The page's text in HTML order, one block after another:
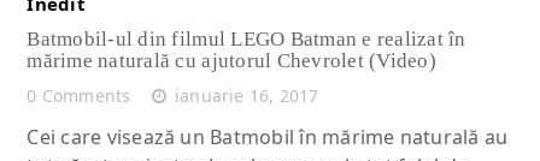
Batmobil-ul din filmul LEGO Batman e realizat în
mărime naturală cu ajutorul Chevrolet (Video)
0 Comments
ianuarie 16, 2017
Cei care visează un Batmobil în mărime naturală au